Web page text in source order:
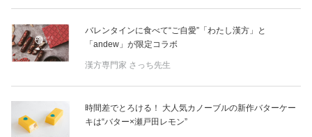
バレンタインに食べて“ご自愛”「わたし漢方」と
「andew」が限定コラボ
漢方専門家 さっち先生
時間差でとろける！ 大人気カノーブルの新作バターケー
キは“バター×瀬戸田レモン”